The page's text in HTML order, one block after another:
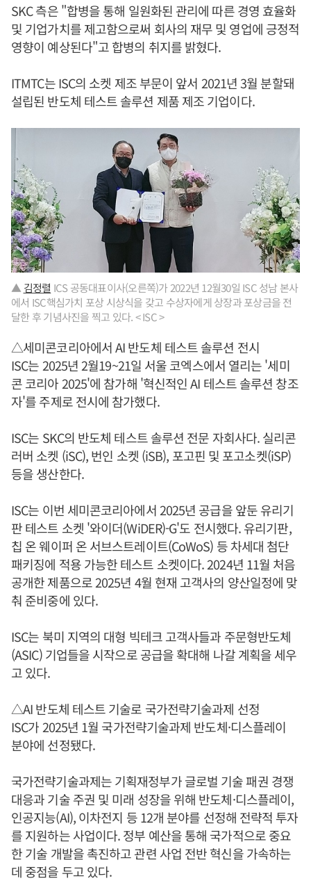
SKC 측은 "합병을 통해 일원화된 관리에 따른 경영 효율화
및 기업가치를 제고함으로써 회사의 재무 및 영업에 긍정적
영향이 예상된다"고 합병의 취지를 밝혔다.
ITMTC는 ISC의 소켓 제조 부문이 앞서 2021년 3월 분할돼
설립된 반도체 테스트 솔루션 제품 제조 기업이다.
▲ 김정렬 ICS 공동대표이사(오른쪽)가 2022년 12월30일 ISC 성남 본사
에서 ISC핵심가치 포상 시상식을 갖고 수상자에게 상장과 포상금을 전
달한 후 기념사진을 찍고 있다. < ISC >
△세미콘코리아에서 AI 반도체 테스트 솔루션 전시
ISC는 2025년 2월19~21일 서울 코엑스에서 열리는 '세미
콘 코리아 2025'에 참가해 '혁신적인 AI 테스트 솔루션 창조
자'를 주제로 전시에 참가했다.
ISC는 SKC의 반도체 테스트 솔루션 전문 자회사다. 실리콘
러버 소켓 (iSC), 번인 소켓 (iSB), 포고핀 및 포고소켓(iSP)
등을 생산한다.
ISC는 이번 세미콘코리아에서 2025년 공급을 앞둔 유리기
판 테스트 소켓 '와이더(WiDER)-G'도 전시했다. 유리기판,
칩 온 웨이퍼 온 서브스트레이트(CoWoS) 등 차세대 첨단
패키징에 적용 가능한 테스트 소켓이다. 2024년 11월 처음
공개한 제품으로 2025년 4월 현재 고객사의 양산일정에 맞
춰 준비중에 있다.
ISC는 북미 지역의 대형 빅테크 고객사들과 주문형반도체
(ASIC) 기업들을 시작으로 공급을 확대해 나갈 계획을 세우
고 있다.
△AI 반도체 테스트 기술로 국가전략기술과제 선정
ISC가 2025년 1월 국가전략기술과제 반도체·디스플레이
분야에 선정됐다.
국가전략기술과제는 기획재정부가 글로벌 기술 패권 경쟁
대응과 기술 주권 및 미래 성장을 위해 반도체·디스플레이,
인공지능(AI), 이차전지 등 12개 분야를 선정해 전략적 투자
를 지원하는 사업이다. 정부 예산을 통해 국가적으로 중요
한 기술 개발을 촉진하고 관련 사업 전반 혁신을 가속하는
데 중점을 두고 있다.